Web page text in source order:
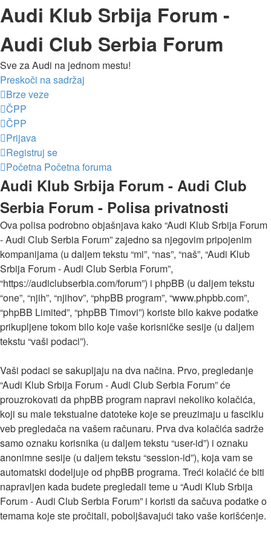
Audi Klub Srbija Forum -
Audi Club Serbia Forum
Sve za Audi na jednom mestu!
Preskoči na sadržaj
Brze veze
ČPP
ČPP
Prijava
Registruj se
Početna Početna foruma
Audi Klub Srbija Forum - Audi Club
Serbia Forum - Polisa privatnosti
Ova polisa podrobno objašnjava kako “Audi Klub Srbija Forum
- Audi Club Serbia Forum” zajedno sa njegovim pripojenim
kompanijama (u daljem tekstu “mi”, “nas”, “naš”, “Audi Klub
Srbija Forum - Audi Club Serbia Forum”,
“https://audiclubserbia.com/forum”) i phpBB (u daljem tekstu
“one”, “njih”, “njihov”, “phpBB program”, “www.phpbb.com”,
“phpBB Limited”, “phpBB Timovi”) koriste bilo kakve podatke
prikupljene tokom bilo koje vaše korisničke sesije (u daljem
tekstu “vaši podaci”).
Vaši podaci se sakupljaju na dva načina. Prvo, pregledanje
“Audi Klub Srbija Forum - Audi Club Serbia Forum” će
prouzrokovati da phpBB program napravi nekoliko kolačića,
koji su male tekstualne datoteke koje se preuzimaju u fasciklu
veb pregledača na vašem računaru. Prva dva kolačića sadrže
samo oznaku korisnika (u daljem tekstu “user-id”) i oznaku
anonimne sesije (u daljem tekstu “session-id”), koja vam se
automatski dodeljuje od phpBB programa. Treći kolačić će biti
napravljen kada budete pregledali teme u “Audi Klub Srbija
Forum - Audi Club Serbia Forum” i koristi da sačuva podatke o
temama koje ste pročitali, poboljšavajući tako vaše korišćenje.